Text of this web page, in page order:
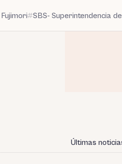
SBS- Superintendencia
Últimas